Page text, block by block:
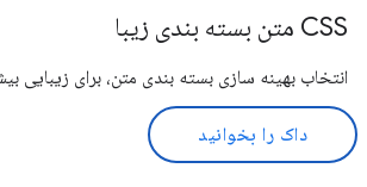
CSS متن بسته بندی زیبا
انتخاب بهینه سازی بسته بندی متن، برای زیبایی
داک را بخوانید